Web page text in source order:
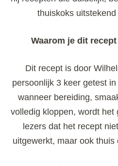
thuiskoks
Waarom je dit
Dit recept is door
persoonlijk 3 keer getest
wanneer bereiding,
volledig kloppen, wordt het
lezers dat het recept
uitgewerkt, maar ook